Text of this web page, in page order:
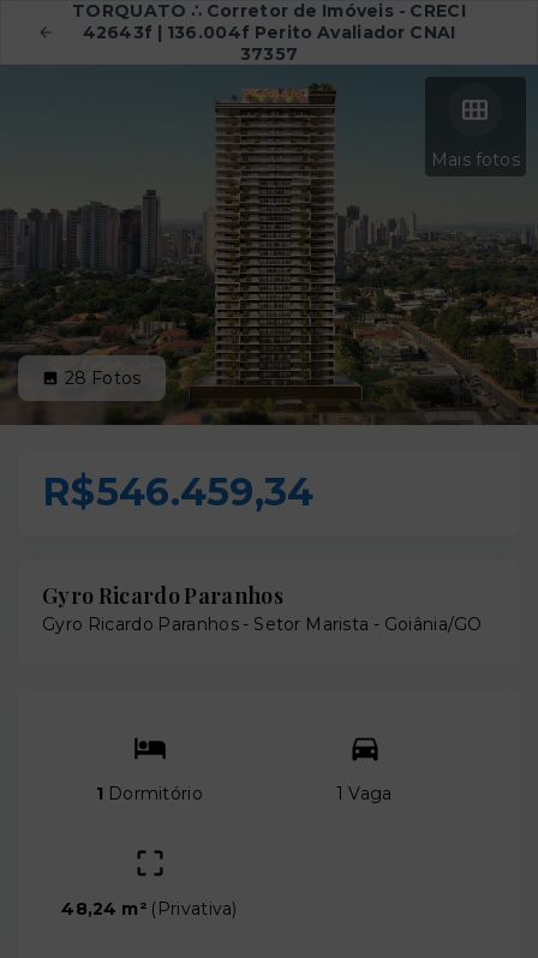
TORQUATO ∴ Corretor de Imóveis - CRECI
42643f | 136.004f Perito Avaliador CNAI
37357
Mais fotos
28 Fotos
R$546.459,34
Gyro Ricardo Paranhos
Gyro Ricardo Paranhos - Setor Marista - Goiânia/GO
1 Dormitório 1 Vaga
48,24 m² ( Privativa)